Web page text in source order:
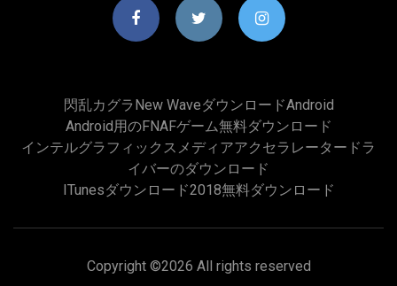
閃乱カグラnew Waveダウンロードandroid
Android用のFNAFゲーム無料ダウンロード
インテルグラフィックスメディアアクセラレータードラ
イバーのダウンロード
ITunesダウンロード2018無料ダウンロード
Copyright ©2026 All rights reserved